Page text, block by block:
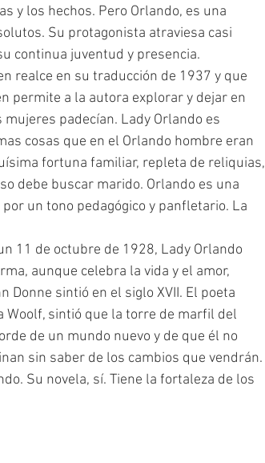
y los hechos. Pero Orlando, es una
Su protagonista atraviesa casi
continua juventud y presencia.
permite a la autora explorar y dejar en
padecían. Lady Orlando es
cosas que en el Orlando hombre eran
fortuna familiar, repleta de reliquias,
debe buscar marido. Orlando es una
un tono pedagógico y panfletario. La
aunque celebra la vida y el amor,
sintió en el siglo XVII. El poeta
Woolf, sintió que la torre de marfil del
de un mundo nuevo y de que él no
sin saber de los cambios que vendrán.
Su novela, sí. Tiene la fortaleza de los